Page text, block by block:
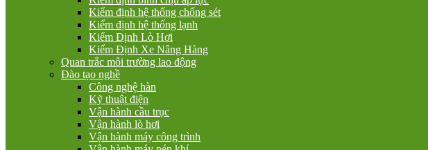
Kiểm định hệ thống chống sét
Kiểm định hệ thống lạnh
Kiểm Định Lò Hơi
Kiểm Định Xe Nâng Hàng
Quan trắc môi trường lao động
Đào tạo nghề
Công nghệ hàn
Kỹ thuật điện
Vận hành cầu trục
Vận hành lò hơi
Vận hành máy công trình